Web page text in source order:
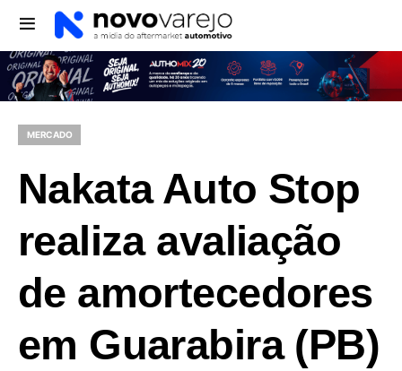
MERCADO
Nakata Auto Stop
realiza avaliação
de amortecedores
em Guarabira (PB)